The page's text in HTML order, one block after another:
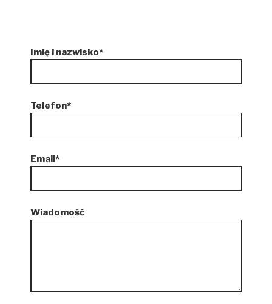
Imię i nazwisko*
Telefon*
Email*
Wiadomość